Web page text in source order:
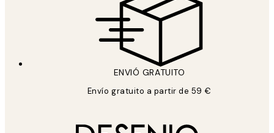
ENVIÓ GRATUITO
Envío gratuito a partir de 59 €